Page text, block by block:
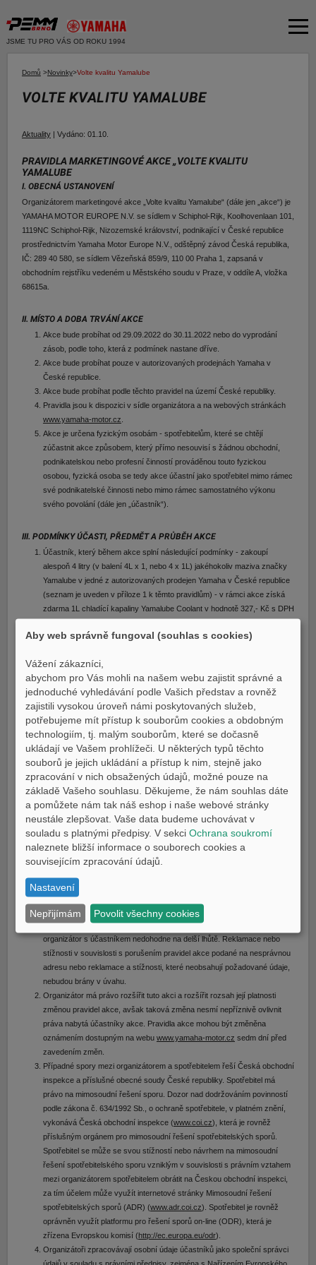
JSME TU PRO VÁS OD ROKU 1994
Produkty
Skútry
Čtyřkolky
E-SHOP YAMAHA
E-SHOP PNEU
Moto k testu
Financování a pojištění
Domů >Novinky>Volte kvalitu Yamalube
VOLTE KVALITU YAMALUBE
Aktuality | Vydáno: 01.10.
PRAVIDLA MARKETINGOVÉ AKCE „VOLTE KVALITU
YAMALUBE
I. OBECNÁ USTANOVENÍ
Organizátorem marketingové akce „Volte kvalitu Yamalube“ (dále jen „akce“) je
YAMAHA MOTOR EUROPE N.V. se sídlem v Schiphol-Rijk, Koolhovenlaan 101,
1119NC Schiphol-Rijk, Nizozemské království, podnikající v České republice
prostřednictvím Yamaha Motor Europe N.V., odštěpný závod Česká republika,
IČ: 289 40 580, se sídlem Vězeňská 859/9, 110 00 Praha 1, zapsaná v
obchodním rejstříku vedeném u Městského soudu v Praze, v oddíle A, vložka
68615a.
II. MÍSTO A DOBA TRVÁNÍ AKCE
Akce bude probíhat od 29.09.2022 do 30.11.2022 nebo do vyprodání
zásob, podle toho, která z podmínek nastane dříve.
Akce bude probíhat pouze v autorizovaných prodejnách Yamaha v
České republice.
Akce bude probíhat podle těchto pravidel na území České republiky.
Pravidla jsou k dispozici v sídle organizátora a na webových stránkách
www.yamaha-motor.cz
Akce je určena fyzickým osobám - spotřebitelům, které se chtějí
zúčastnit akce způsobem, který přímo nesouvisí s žádnou obchodní,
podnikatelskou nebo profesní činností prováděnou touto fyzickou
osobou, fyzická osoba se tedy akce účastní jako spotřebitel mimo rámec
své podnikatelské činnosti nebo mimo rámec samostatného výkonu
svého povolání (dále jen „účastník“).
III. PODMÍNKY ÚČASTI, PŘEDMĚT A PRŮBĚH AKCE
Účastník, který během akce splní následující podmínky - zakoupí
alespoň 4 litry (v balení 4L x 1, nebo 4 x 1L) jakéhokoliv maziva značky
Yamalube v jedné z autorizovaných prodejen Yamaha v České republice
(seznam je uveden v příloze 1 k těmto pravidlům) - v rámci akce získá
zdarma 1L chladící kapaliny Yamalube Coolant v hodnotě 327,- Kč s DPH
hodnotě 327,- Kč s DPH (kat. číslo YMD650490022), dle výběru
Akci nelze kombinovat s jinou akcí nebo slevou.
Akce se nevztahuje na lodní maziva Yamalube.
Účastníci akce nemají nárok na výplatu hotovostního ekvivalentu slevy,
ani nárok na náhradu nebo výplatu slevy v jakékoliv jiné podobě nebo na
výměnu slevy za jakékoli jiné zboží nebo služby.
IV. ZÁVĚREČNÁ USTANOVENÍ
Právo podat reklamaci nebo stížnost týkající se akce má každý účastník
akce. Reklamaci nebo stížnost je třeba zaslat písemně poštou
organizátorovi: Yamaha Motor Europe N.V., odštěpný závod Česká
republika, Vězeňská 859/9, 110 00 Praha 1, s anotací: „Volte kvalitu
Yamalube“. Reklamace nebo stížnost musí obsahovat přesné osobní
údaje účastníka (jméno, příjmení, adresa a poštovní směrovací číslo),
potřebných k vyřízení reklamace. Organizátor rozhodne o reklamaci
ihned, ve složitých případech do tří pracovních dnů, do této lhůty se
nezapočítává doba přiměřená podle druhu výrobku či služby potřebná k
odbornému posouzení vady. Reklamace nebo stížnost bude vyřízena
bez zbytečného odkladu, nejpozději do 30 dnů od jejího přijetí, pokud se
organizátor s účastníkem nedohodne na delší lhůtě. Reklamace nebo
stížnosti v souvislosti s porušením pravidel akce podané na nesprávnou
adresu nebo reklamace a stížnosti, které neobsahují požadované údaje,
nebudou brány v úvahu.
Organizátor má právo rozšířit tuto akci a rozšířit rozsah její platnosti
změnou pravidel akce, avšak taková změna nesmí nepříznivě ovlivnit
práva nabytá účastníky akce. Pravidla akce mohou být změněna
oznámením dostupným na webu www.yamaha-motor.cz sedm dní před
zavedením změn.
Případné spory mezi organizátorem a spotřebitelem řeší Česká obchodní
inspekce a příslušné obecné soudy České republiky. Spotřebitel má
právo na mimosoudní řešení sporu. Dozor nad dodržováním povinností
podle zákona č. 634/1992 Sb., o ochraně spotřebitele, v platném znění,
vykonává Česká obchodní inspekce (www.coi.cz), která je rovněž
příslušným orgánem pro mimosoudní řešení spotřebitelských sporů.
Spotřebitel se může se svou stížností nebo návrhem na mimosoudní
řešení spotřebitelského sporu vzniklým v souvislosti s právním vztahem
mezi organizátorem spotřebitelem obrátit na Českou obchodní inspekci,
za tím účelem může využít internetové stránky Mimosoudní řešení
spotřebitelských sporů (ADR) (www.adr.coi.cz). Spotřebitel je rovněž
oprávněn využít platformu pro řešení sporů on-line (ODR), která je
zřízena Evropskou komisí (http://ec.europa.eu/odr).
Organizátoři zpracovávají osobní údaje účastníků jako společní správci
Aby web správně fungoval (souhlas s cookies)
Vážení zákazníci,
abychom pro Vás mohli na našem webu zajistit správné a
jednoduché vyhledávání podle Vašich představ a rovněž
zajistili vysokou úroveň námi poskytovaných služeb,
potřebujeme mít přístup k souborům cookies a obdobným
technologiím, tj. malým souborům, které se dočasně
ukládají ve Vašem prohlížeči. U některých typů těchto
souborů je jejich ukládání a přístup k nim, stejně jako
zpracování v nich obsažených údajů, možné pouze na
základě Vašeho souhlasu. Děkujeme, že nám souhlas dáte
a pomůžete nám tak náš eshop i naše webové stránky
neustále zlepšovat. Vaše data budeme uchovávat v
souladu s platnými předpisy. V sekciOchrana soukromí
naleznete bližší informace o souborech cookies a
souvisejícím zpracování údajů.
Nastavení
Nepřijímám Povolit všechny cookies